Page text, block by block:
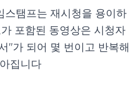
스탬프는 재시청을 용이하
포함된 동영상은 시청자
"가 되어 몇 번이고 반복해
집니다